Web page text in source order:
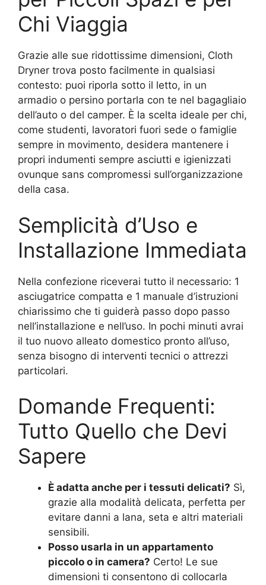
Chi Viaggia
Grazie alle sue ridottissime dimensioni, Cloth
Dryner trova posto facilmente in qualsiasi
contesto: puoi riporla sotto il letto, in un
armadio o persino portarla con te nel bagagliaio
dell’auto o del camper. È la scelta ideale per chi,
come studenti, lavoratori fuori sede o famiglie
sempre in movimento, desidera mantenere i
propri indumenti sempre asciutti e igienizzati
ovunque sans compromessi sull’organizzazione
della casa.
Semplicità d’Uso e
Installazione Immediata
Nella confezione riceverai tutto il necessario: 1
asciugatrice compatta e 1 manuale d’istruzioni
chiarissimo che ti guiderà passo dopo passo
nell’installazione e nell’uso. In pochi minuti avrai
il tuo nuovo alleato domestico pronto all’uso,
senza bisogno di interventi tecnici o attrezzi
particolari.
Domande Frequenti:
Tutto Quello che Devi
Sapere
È adatta anche per i tessuti delicati? Sì,
grazie alla modalità delicata, perfetta per
evitare danni a lana, seta e altri materiali
sensibili.
Posso usarla in un appartamento
piccolo o in camera? Certo! Le sue
dimensioni ti consentono di collocarla